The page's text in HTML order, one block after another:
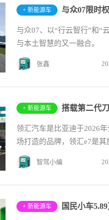
+ 新能源车 与众07限时
与众07、以“行云智行”和“
与本土智慧的又一融合。
张鑫
+ 新能源车 搭载第二代
领汇汽车是比亚迪于2026
场打造的品牌，领汇e7是
智驾小编
+ 新能源车 国民小车